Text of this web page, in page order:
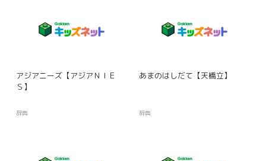
アジアニーズ【アジアＮＩＥ
Ｓ】
辞典
あまのはしだて【天橋立】
辞典